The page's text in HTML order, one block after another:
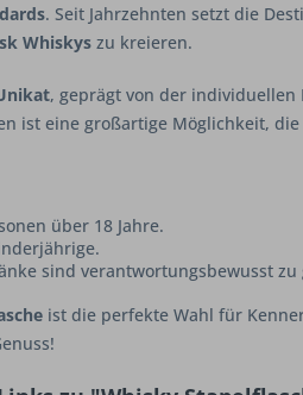
. Seit Jahrzehnten setzt die
Whiskys zu kreieren.
, geprägt von der
ist eine großartige Möglichkeit,
über 18 Jahre.
sind verantwortungsbewusst zu
ist die perfekte Wahl für